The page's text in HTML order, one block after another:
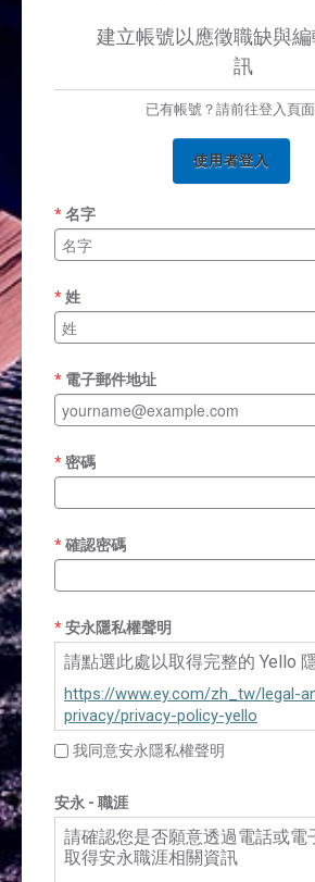
建立帳號以應徵職缺與
訊
已有帳號？請前往登入頁
使用者登入
名字
姓
電子郵件地址
密碼
確認密碼
安永隱私權聲明
請點選此處以取得完整的 Yello
https://www.ey.com/zh_tw/legal-
privacy/privacy-policy-yello
我同意安永隱私權聲明
安永 - 職涯
請確認您是否願意透過電話或電
取得安永職涯相關資訊